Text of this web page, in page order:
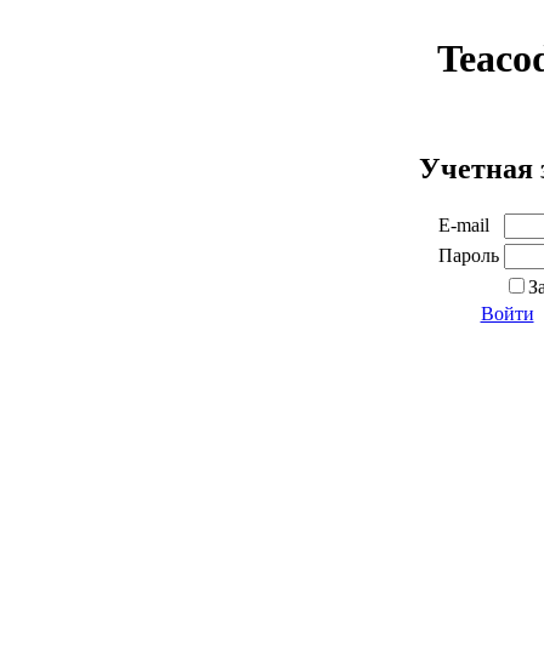
Учетная
E-mail
Пароль
Войти